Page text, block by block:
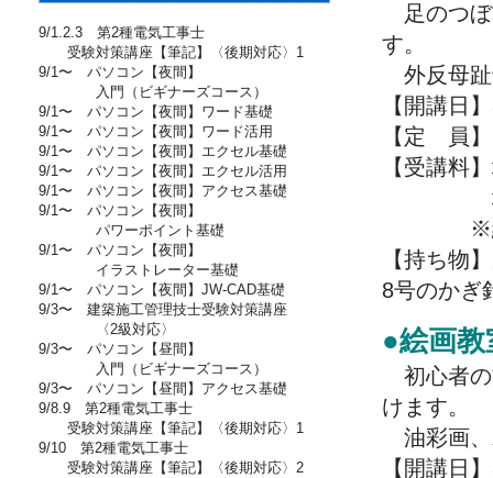
足のつぼ
す。
外反母趾
【開講日
【定 員
【受講
地域外
※編み
【持ち物
8号のかぎ
●絵画
初心者の
けます。
油彩画、
【開講日
9/1.2.3 第2種電気工事士
受験対策講座【筆記】〈後期対応〉1
9/1〜 パソコン【夜間】
入門（ビギナーズコース）
9/1〜 パソコン【夜間】ワード基礎
9/1〜 パソコン【夜間】ワード活用
9/1〜 パソコン【夜間】エクセル基礎
9/1〜 パソコン【夜間】エクセル活用
9/1〜 パソコン【夜間】アクセス基礎
9/1〜 パソコン【夜間】
パワーポイント基礎
9/1〜 パソコン【夜間】
イラストレーター基礎
9/1〜 パソコン【夜間】JW-CAD基礎
9/3〜 建築施工管理技士受験対策講座
〈2級対応〉
9/3〜 パソコン【昼間】
入門（ビギナーズコース）
9/3〜 パソコン【昼間】アクセス基礎
9/8.9 第2種電気工事士
受験対策講座【筆記】〈後期対応〉1
9/10 第2種電気工事士
受験対策講座【筆記】〈後期対応〉2